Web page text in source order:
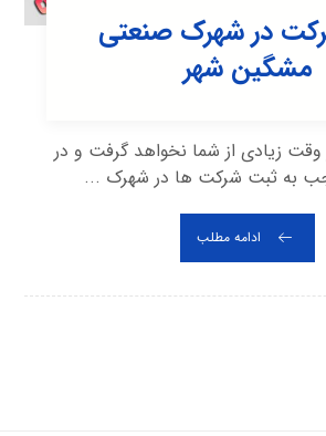
در شهرک صنعتی
مشگين شهر
وقت زیادی از شما نخواهد گرفت و در
به ثبت شرکت ها در شهرک ...
ادامه مطلب